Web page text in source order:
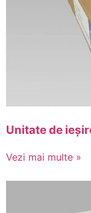
Unitate de
Vezi mai multe »